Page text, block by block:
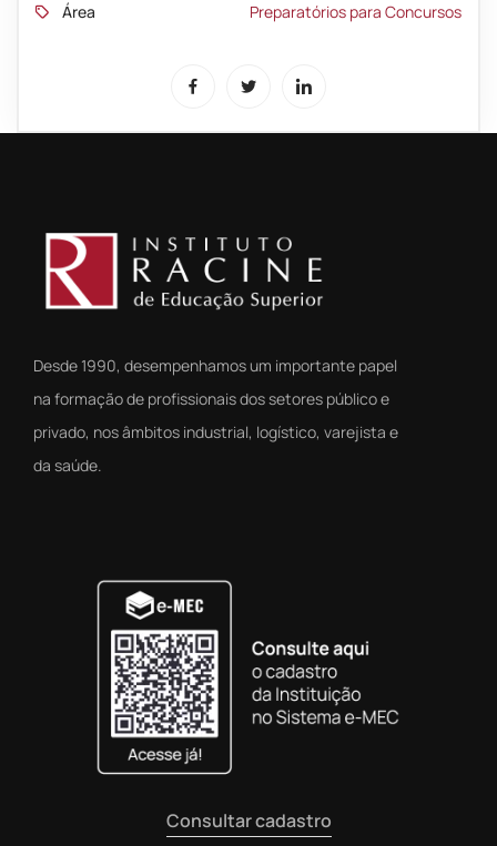
Área Preparatórios para Concursos
Desde 1990, desempenhamos um importante papel
na formação de profissionais dos setores público e
privado, nos âmbitos industrial, logístico, varejista e
da saúde.
Consultar cadastro